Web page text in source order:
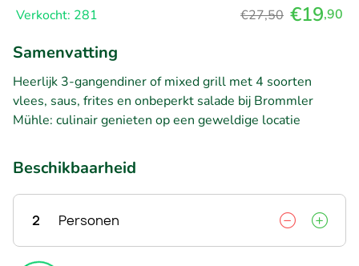
Verkocht: 281 €27,50 €19,90
Samenvatting
Heerlijk 3-gangendiner of mixed grill met 4 soorten
vlees, saus, frites en onbeperkt salade bij Brommler
Mühle: culinair genieten op een geweldige locatie
Beschikbaarheid
2 Personen